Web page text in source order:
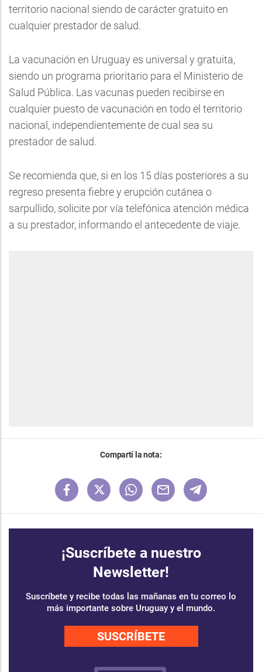
territorio nacional siendo de carácter gratuito en
cualquier prestador de salud.
La vacunación en Uruguay es universal y gratuita,
siendo un programa prioritario para el Ministerio de
Salud Pública. Las vacunas pueden recibirse en
cualquier puesto de vacunación en todo el territorio
nacional, independientemente de cual sea su
prestador de salud.
Se recomienda que, si en los 15 días posteriores a su
regreso presenta fiebre y erupción cutánea o
sarpullido, solicite por vía telefónica atención médica
a su prestador, informando el antecedente de viaje.
Compartí la nota:
¡Suscríbete a nuestro
Newsletter!
Suscríbete y recibe todas las mañanas en tu correo lo
más importante sobre Uruguay y el mundo.
SUSCRÍBETE